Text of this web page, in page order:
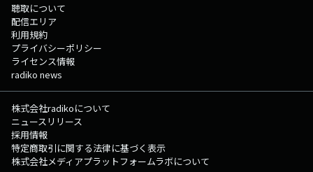
聴取について
配信エリア
利用規約
プライバシーポリシー
ライセンス情報
radiko news
株式会社radikoについて
ニュースリリース
採用情報
特定商取引に関する法律に基づく表示
株式会社メディアプラットフォームラボについて